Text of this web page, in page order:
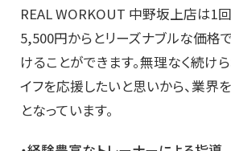
REAL WORKOUT 中野坂上店は1
5,500円からとリーズナブルな価格
けることができます。無理なく続け
イフを応援したいと思いから、業界
となっています。